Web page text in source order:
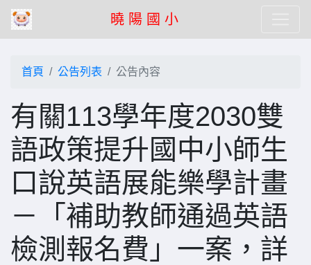
曉 陽 國 小
首頁 公告列表 公告內容
有關113學年度2030雙
語政策提升國中小師生
口說英語展能樂學計畫
－「補助教師通過英語
檢測報名費」一案，詳